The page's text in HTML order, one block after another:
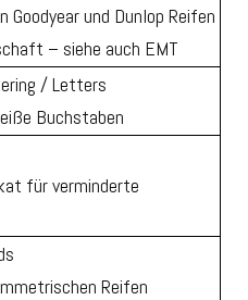
Goodyear und Dunlop Reifen
– siehe auch EMT
/ Letters
Buchstaben
für verminderte
Reifen